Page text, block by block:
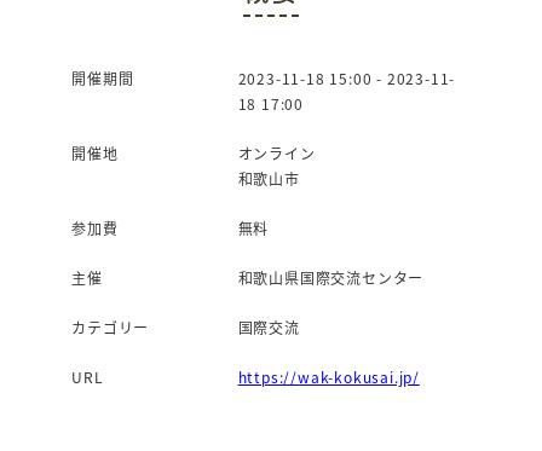
o
開催期間
2023-11-18 15:00 - 2023-11-
18 17:00
開催地
オンライン
和歌山市
参加費 無料
主催 和歌山県国際交流センター
カテゴリー 国際交流
URL https://wak-kokusai.jp/